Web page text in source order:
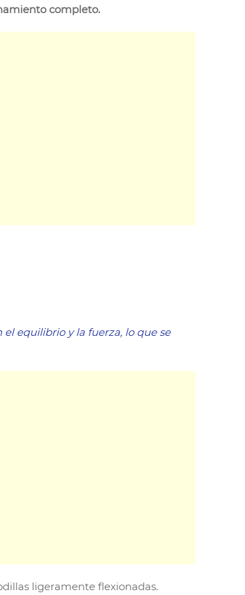
completo.
equilibrio y la fuerza, lo que se
ligeramente flexionadas.